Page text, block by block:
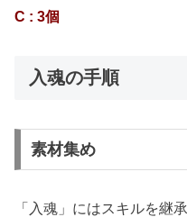
C : 3個
入魂の手順
素材集め
「入魂」にはスキルを継